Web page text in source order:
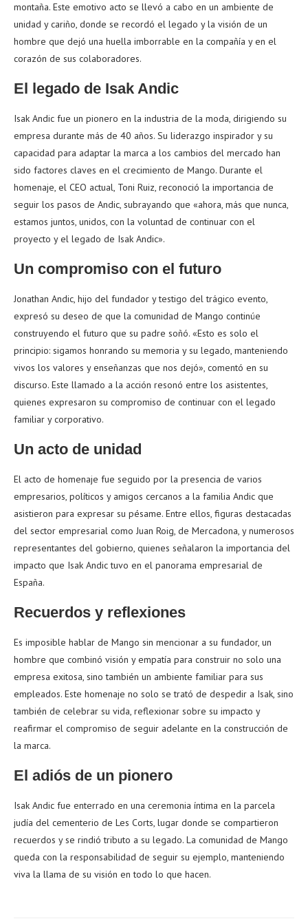
montaña. Este emotivo acto se llevó a cabo en un ambiente de
unidad y cariño, donde se recordó el legado y la visión de un
hombre que dejó una huella imborrable en la compañía y en el
corazón de sus colaboradores.
El legado de Isak Andic
Isak Andic fue un pionero en la industria de la moda, dirigiendo su
empresa durante más de 40 años. Su liderazgo inspirador y su
capacidad para adaptar la marca a los cambios del mercado han
sido factores claves en el crecimiento de Mango. Durante el
homenaje, el CEO actual, Toni Ruiz, reconoció la importancia de
seguir los pasos de Andic, subrayando que «ahora, más que nunca,
estamos juntos, unidos, con la voluntad de continuar con el
proyecto y el legado de Isak Andic».
Un compromiso con el futuro
Jonathan Andic, hijo del fundador y testigo del trágico evento,
expresó su deseo de que la comunidad de Mango continúe
construyendo el futuro que su padre soñó. «Esto es solo el
principio: sigamos honrando su memoria y su legado, manteniendo
vivos los valores y enseñanzas que nos dejó», comentó en su
discurso. Este llamado a la acción resonó entre los asistentes,
quienes expresaron su compromiso de continuar con el legado
familiar y corporativo.
Un acto de unidad
El acto de homenaje fue seguido por la presencia de varios
empresarios, políticos y amigos cercanos a la familia Andic que
asistieron para expresar su pésame. Entre ellos, figuras destacadas
del sector empresarial como Juan Roig, de Mercadona, y numerosos
representantes del gobierno, quienes señalaron la importancia del
impacto que Isak Andic tuvo en el panorama empresarial de
España.
Recuerdos y reflexiones
Es imposible hablar de Mango sin mencionar a su fundador, un
hombre que combinó visión y empatía para construir no solo una
empresa exitosa, sino también un ambiente familiar para sus
empleados. Este homenaje no solo se trató de despedir a Isak, sino
también de celebrar su vida, reflexionar sobre su impacto y
reafirmar el compromiso de seguir adelante en la construcción de
la marca.
El adiós de un pionero
Isak Andic fue enterrado en una ceremonia íntima en la parcela
judía del cementerio de Les Corts, lugar donde se compartieron
recuerdos y se rindió tributo a su legado. La comunidad de Mango
queda con la responsabilidad de seguir su ejemplo, manteniendo
viva la llama de su visión en todo lo que hacen.